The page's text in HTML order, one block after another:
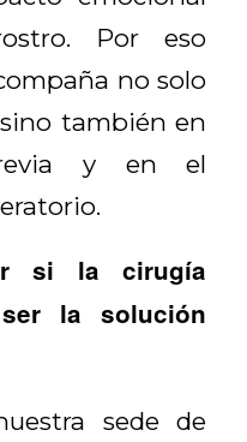
Por eso
no solo
también en
y en el
si la cirugía
la solución
sede de